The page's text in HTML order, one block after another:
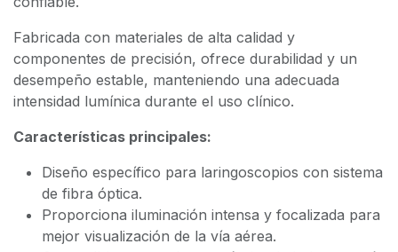
Fabricada con materiales de alta calidad y
componentes de precisión, ofrece durabilidad y un
desempeño estable, manteniendo una adecuada
intensidad lumínica durante el uso clínico.
Características principales:
Diseño específico para laringoscopios con sistema
de fibra óptica.
Proporciona iluminación intensa y focalizada para
mejor visualización de la vía aérea.